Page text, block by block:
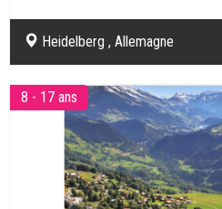
Heidelberg , Allemagne
8 - 17 ans